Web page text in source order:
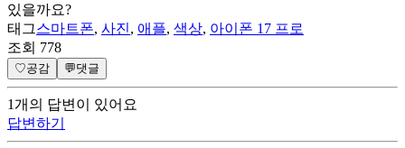
있을까요?
태그스마트폰, 사진, 애플, 색상, 아이폰 17 프로
조회 778
♡공감 💬댓글
1개 의 답변이 있어요
답변하기